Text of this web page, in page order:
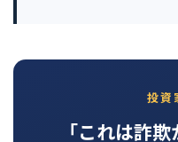
投資
「これは詐